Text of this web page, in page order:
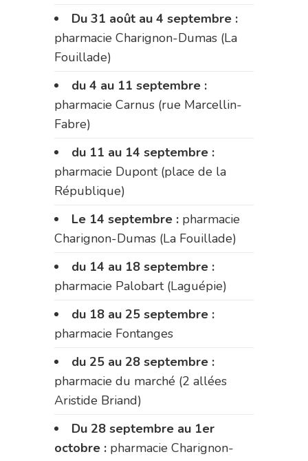
Du 31 août au 4 septembre :
pharmacie Charignon-Dumas (La
Fouillade)
du 4 au 11 septembre :
pharmacie Carnus (rue Marcellin-
Fabre)
du 11 au 14 septembre :
pharmacie Dupont (place de la
République)
Le 14 septembre : pharmacie
Charignon-Dumas (La Fouillade)
du 14 au 18 septembre :
pharmacie Palobart (Laguépie)
du 18 au 25 septembre :
pharmacie Fontanges
du 25 au 28 septembre :
pharmacie du marché (2 allées
Aristide Briand)
Du 28 septembre au 1er
octobre : pharmacie Charignon-